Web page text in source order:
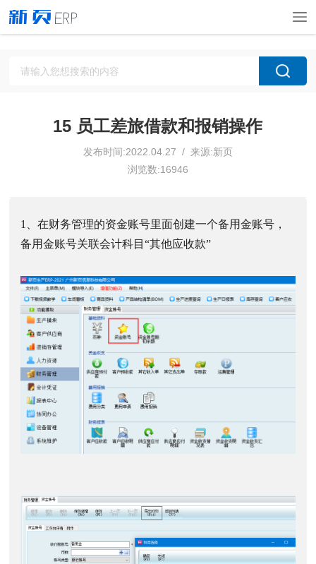
15 员工差旅借款和报销操作
发布时间:2022.04.27 / 来源:新页
浏览数:16946
1、在财务管理的资金账号里面创建一个备用金账号，
备用金账号关联会计科目“其他应收款”